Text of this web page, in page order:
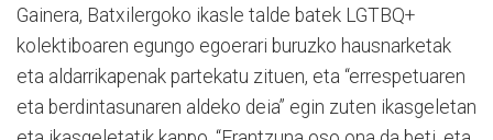
Gainera, Batxilergoko ikasle talde batek LGTBQ+
kolektiboaren egungo egoerari buruzko hausnarketak
eta aldarrikapenak partekatu zituen, eta “errespetuaren
eta berdintasunaren aldeko deia” egin zuten ikasgeletan